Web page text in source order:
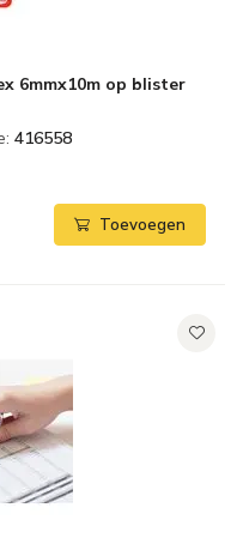
6mmx10m op blister
416558
Toevoegen